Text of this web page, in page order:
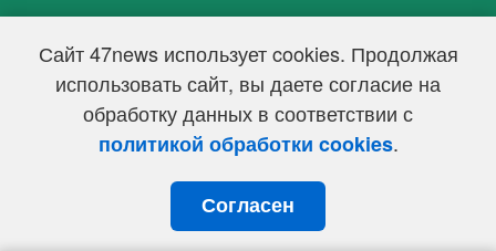
Сайт 47news использует cookies. Продолжая
использовать сайт, вы даете согласие на
обработку данных в соответствии с
политикой обработки cookies.
Согласен
47 новостей (47 news)2005 — 2026 г.
Свидетельство о регистрации СМИ Эл № ФС 77-39848, выдано
Федеральной службой по надзору в сфере связи,
информационных технологий и массовых коммуникаций